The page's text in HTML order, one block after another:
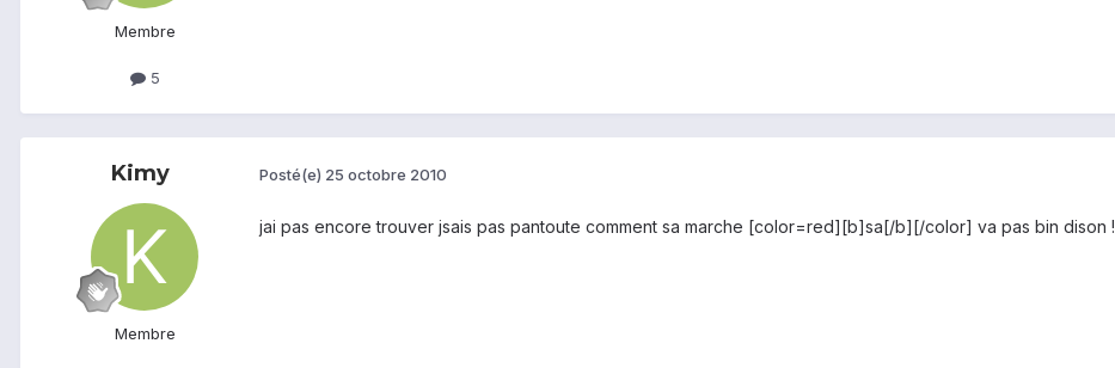
Membre
5
Kimy
Membre
Posté(e) 25 octobre 2010
jai pas encore trouver jsais pas pantoute comment sa marche [color=red][b]sa[/b][/color] va pas bin dison !